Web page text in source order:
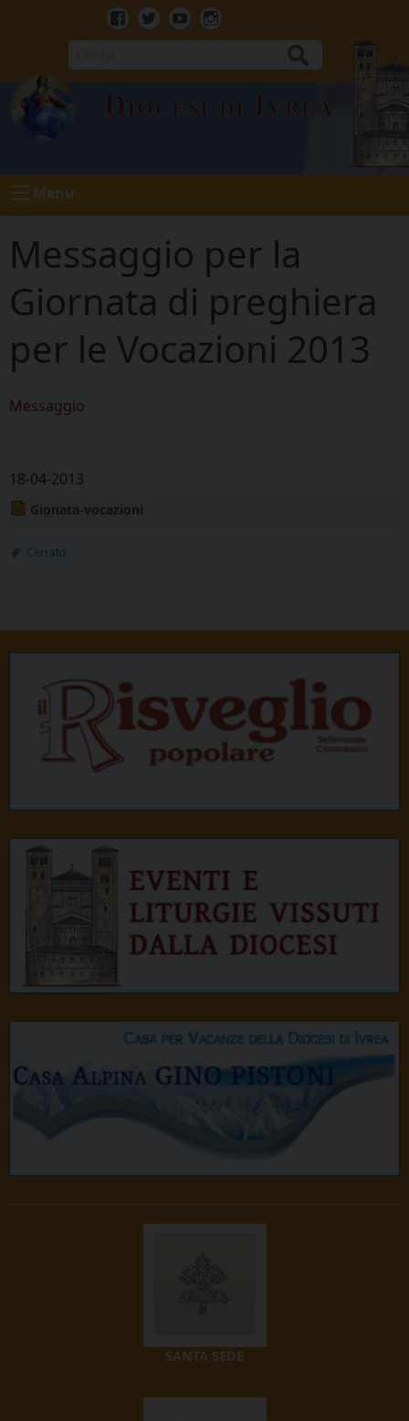
Facebook
TwitterYoutubeInstagram
Diocesi di Ivrea
Menu
Messaggio per la
Giornata di preghiera
per le Vocazioni 2013
Messaggio
18-04-2013
Gionata-vocazioni
Cerrato
SANTA SEDE